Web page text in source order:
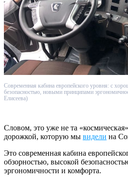
Современная кабина европейского уровня: с
безопасностью, новыми принципами
Елисеева)
Словом, это уже не та
дорожкой, которую мы видели на
Это современная кабина
обзорностью, высокой
эргономичности и комфорта.